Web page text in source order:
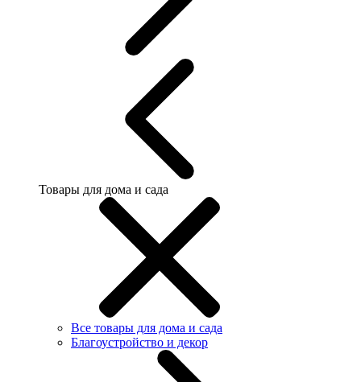
Товары для дома и сада
Все товары для дома и сада
Благоустройство и декор